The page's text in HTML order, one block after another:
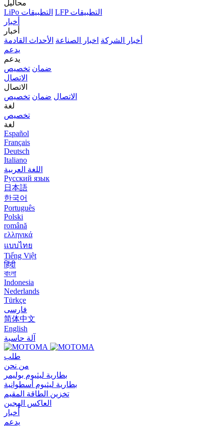
محاليل
LiPo التطبيقات
LFP التطبيقات
أخبار
أخبار
أخبار الشركة اخبار الصناعة الأحداث القادمة
يدعم
يدعم
ضمان تخصيص
الاتصال
الاتصال
الاتصال ضمان تخصيص
لغة
تخصيص
لغة
Español
Français
Deutsch
Italiano
اللغة العربية
Русский язык
日本語
한국어
Português
Polski
română
ελληνικά
แบบไทย
Tiếng Việt
हिंदी
বাংলা
Indonesia
Nederlands
Türkçe
فارسی
简体中文
English
آلة حاسبة
طلب
من نحن
بطارية ليثيوم بوليمر
بطارية ليثيوم أسطوانية
تخزين الطاقة المقيم
العاكس الهجين
أخبار
يدعم